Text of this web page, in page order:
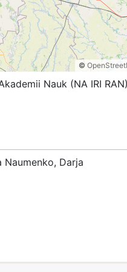
©
Nauk (NA IRI
Darja